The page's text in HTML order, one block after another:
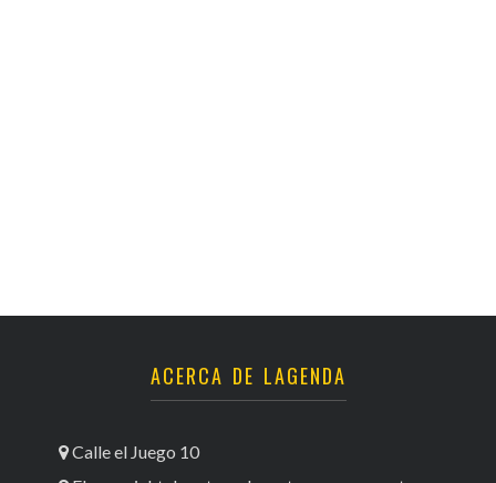
ACERCA DE LAGENDA
Calle el Juego 10